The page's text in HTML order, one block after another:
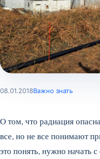
08.01.2018Важно знать
О том, что радиация
все, но не все понимают
это понять, нужно начать